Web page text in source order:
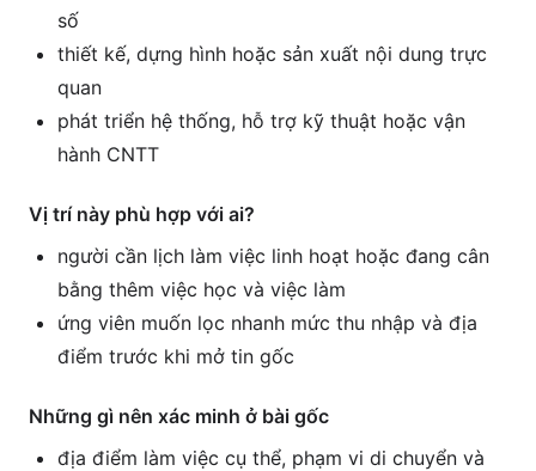
số
thiết kế, dựng hình hoặc sản xuất nội dung trực
quan
phát triển hệ thống, hỗ trợ kỹ thuật hoặc vận
hành CNTT
Vị trí này phù hợp với ai?
người cần lịch làm việc linh hoạt hoặc đang cân
bằng thêm việc học và việc làm
ứng viên muốn lọc nhanh mức thu nhập và địa
điểm trước khi mở tin gốc
Những gì nên xác minh ở bài gốc
địa điểm làm việc cụ thể, phạm vi di chuyển và